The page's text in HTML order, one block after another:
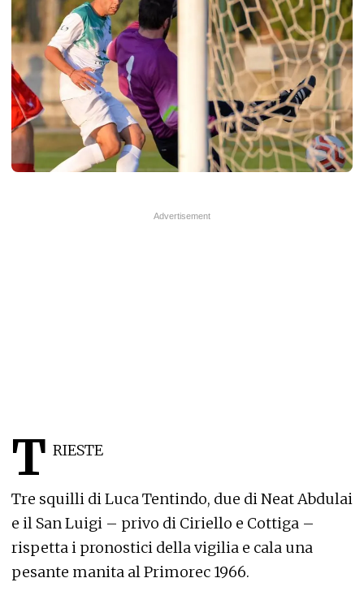
T RIESTE
Tre squilli di Luca Tentindo, due di Neat Abdulai
e il San Luigi – privo di Ciriello e Cottiga –
rispetta i pronostici della vigilia e cala una
pesante manita al Primorec 1966.